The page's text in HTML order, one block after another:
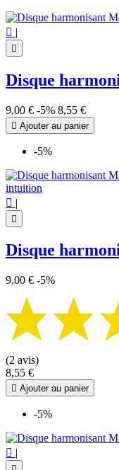
 |

Disque
9,00 € -5% 8,55 €
 Ajouter au panier
-5%
 |

Disque
9,00 € -5%
(2 avis)
8,55 €
 Ajouter au panier
-5%
 |